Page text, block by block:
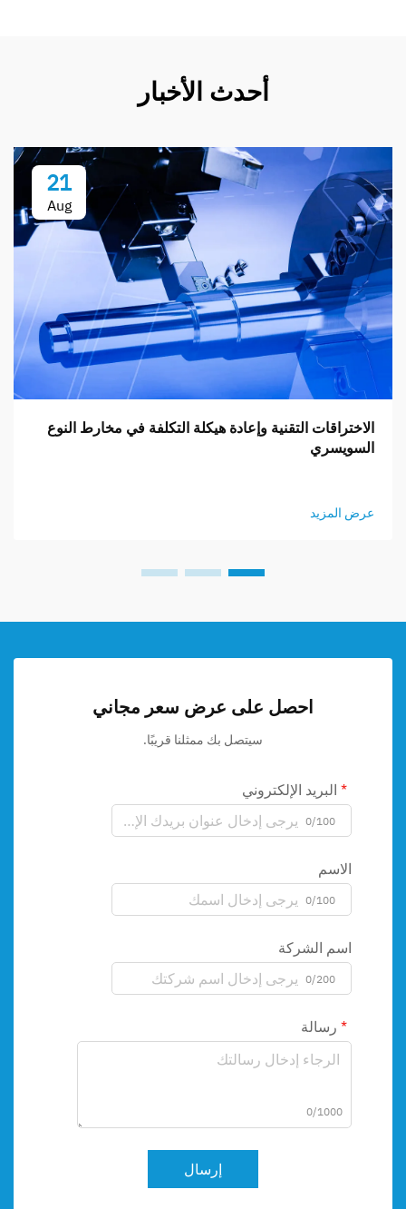
أحدث الأخبار
21
Aug
الاختراقات التقنية وإعادة هيكلة التكلفة في مخارط النوع
السويسري
عرض المزيد
احصل على عرض سعر مجاني
سيتصل بك ممثلنا قريبًا.
البريد الإلكتروني
0/100
الاسم
0/100
اسم الشركة
0/200
رسالة
0/1000
إرسال